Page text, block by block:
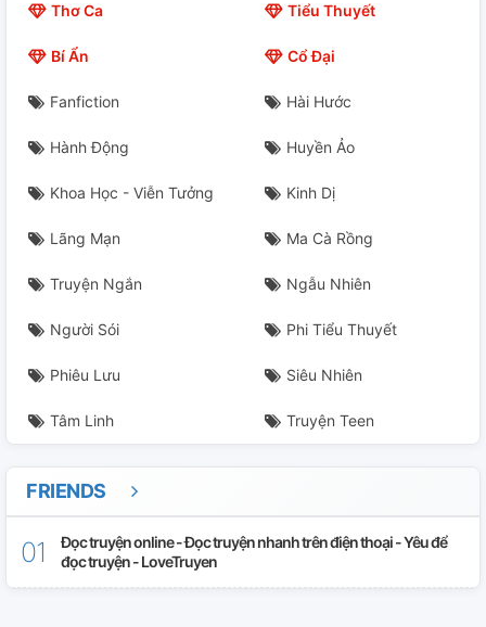
Thơ Ca Tiểu Thuyết
Bí Ẩn Cổ Đại
Fanfiction Hài Hước
Hành Động Huyền Ảo
Khoa Học - Viễn Tưởng Kinh Dị
Lãng Mạn Ma Cà Rồng
Truyện Ngắn Ngẫu Nhiên
Người Sói Phi Tiểu Thuyết
Phiêu Lưu Siêu Nhiên
Tâm Linh Truyện Teen
FRIENDS
Đọc truyện online - Đọc truyện nhanh trên điện thoại - Yêu để
đọc truyện - LoveTruyen